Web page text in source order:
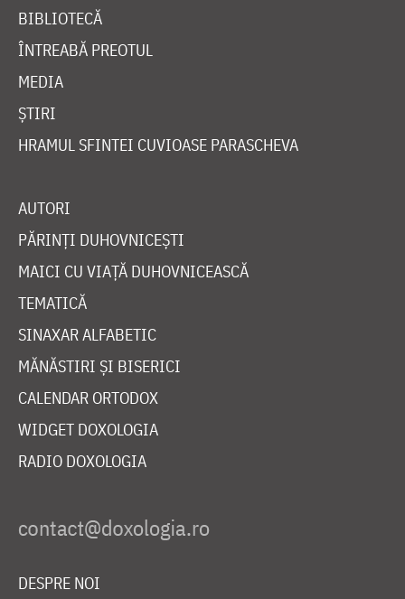
BIBLIOTECĂ
ÎNTREABĂ PREOTUL
MEDIA
ȘTIRI
HRAMUL SFINTEI CUVIOASE PARASCHEVA
AUTORI
PĂRINȚI DUHOVNICEȘTI
MAICI CU VIAȚĂ DUHOVNICEASCĂ
TEMATICĂ
SINAXAR ALFABETIC
MĂNĂSTIRI ȘI BISERICI
CALENDAR ORTODOX
WIDGET DOXOLOGIA
RADIO DOXOLOGIA
DESPRE NOI